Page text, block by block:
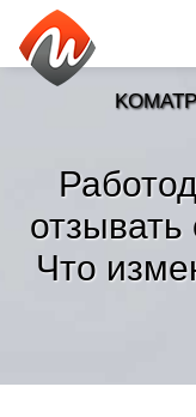
Что
Новости»
Тренды новостей
Рубрики»